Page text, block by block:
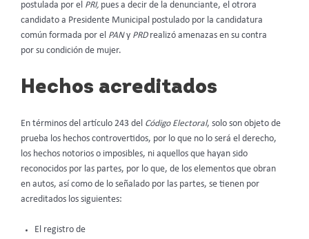
postulada por el PRI, pues a decir de la denunciante, el otrora
candidato a Presidente Municipal postulado por la candidatura
común formada por el PANy PRD realizó amenazas en su contra
por su condición de mujer.
Hechos acreditados
En términos del artículo 243 del Código Electoral, solo son objeto de
prueba los hechos controvertidos, por lo que no lo será el derecho,
los hechos notorios o imposibles, ni aquellos que hayan sido
reconocidos por las partes, por lo que, de los elementos que obran
en autos, así como de lo señalado por las partes, se tienen por
acreditados los siguientes:
El registro de